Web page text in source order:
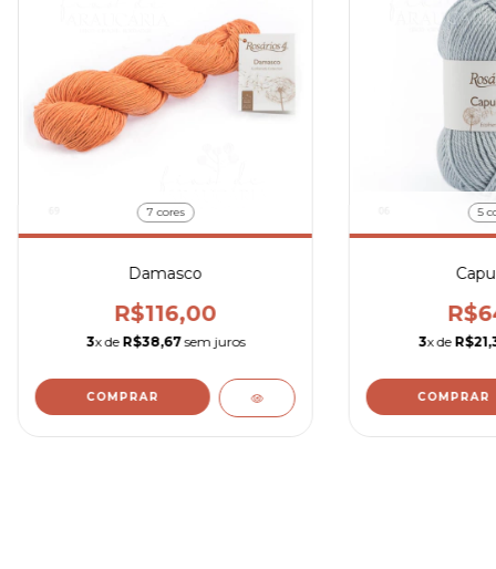
7 cores
Damasco
R$116,00
3x de R$38,67sem juros
COMPRAR
5
3x de
COMPRAR